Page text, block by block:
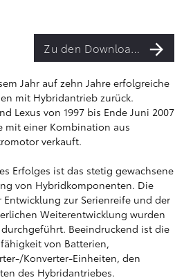
Zu den Downloads
Jahr auf zehn Jahre erfolgreiche
mit Hybridantrieb zurück.
Lexus von 1997 bis Ende Juni 2007
mit einer Kombination aus
verkauft.
Erfolges ist das stetig gewachsene
von Hybridkomponenten. Die
zur Serienreife und der
Weiterentwicklung wurden
Beeindruckend ist die
von Batterien,
Konverter-Einheiten, den
des Hybridantriebes.